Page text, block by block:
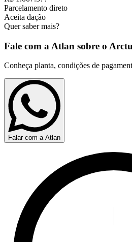
Parcelamento direto
Aceita dação
Quer saber mais?
Fale com a Atlan sobre o
Conheça planta, condições de
Falar com a Atlan